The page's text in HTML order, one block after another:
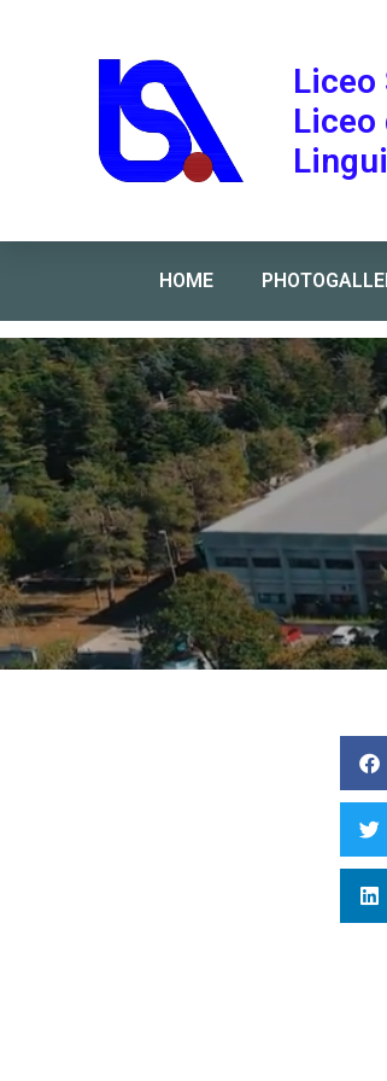
Liceo
Liceo
HOME
Home»Nota MI prot n. 410 del